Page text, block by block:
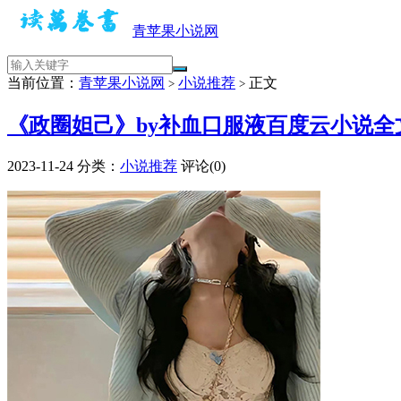
青苹果小说网
当前位置： 青苹果小说网 > 小说推荐 > 正文
《政圈妲己》by补血口服液百度云小说
2023-11-24 分类： 小说推荐 评论(0)